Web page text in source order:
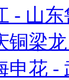
- 山
铜梁
申花 -